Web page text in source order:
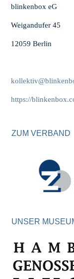
blinkenbox eG
Weigandufer 45
12059 Berlin
https://
ZUM VERBAND
UNSER